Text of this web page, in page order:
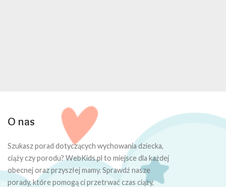
O nas
Szukasz porad dotyczących wychowania dziecka,
ciąży czy porodu? WebKids.pl to miejsce dla każdej
obecnej oraz przyszłej mamy. Sprawdź nasze
porady, które pomogą ci przetrwać czas ciąży,